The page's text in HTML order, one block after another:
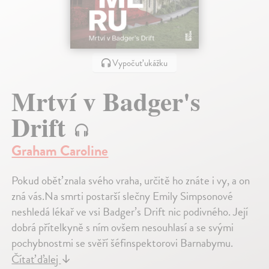
Vypočuť ukážku
Mrtví v Badger's
Drift
Graham Caroline
Pokud oběť znala svého vraha, určitě ho znáte i vy, a on
zná vás.Na smrti postarší slečny Emily Simpsonové
neshledá lékař ve vsi Badger’s Drift nic podivného. Její
dobrá přítelkyně s ním ovšem nesouhlasí a se svými
pochybnostmi se svěří šéfinspektorovi Barnabymu.
Čítať ďalej↓